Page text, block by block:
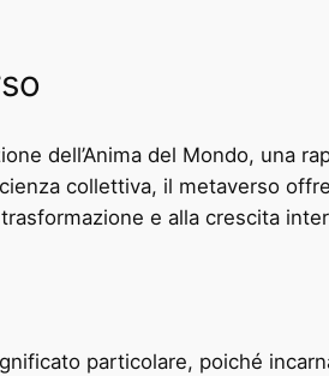
dell’Anima del Mondo, una
collettiva, il metaverso
e alla crescita
particolare, poiché